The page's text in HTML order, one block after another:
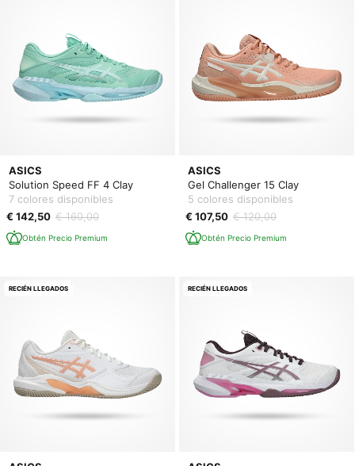
ASICS
Solution Speed FF 4 Clay
7 colores disponibles
€ 142,50 € 160,00
Obtén Precio Premium
ASICS
Gel Challenger 15 Clay
5 colores disponibles
€ 107,50 € 120,00
Obtén Precio Premium
RECIÉN LLEGADOS RECIÉN LLEGADOS